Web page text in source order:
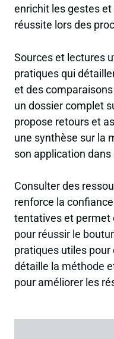
enrichit les gestes
réussite lors des
Sources et lectures
pratiques qui
et des
un dossier complet
propose retours et
une synthèse sur la
son application
Consulter des
renforce la
tentatives et permet
pour réussir le
pratiques utiles pour
détaille la méthode
pour améliorer les